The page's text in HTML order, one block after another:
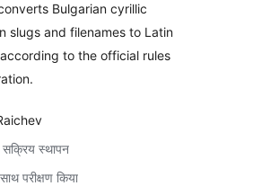
Bulgarian cyrillic
slugs and filenames to Latin
to the official rules
स्थापन
परीक्षण किया